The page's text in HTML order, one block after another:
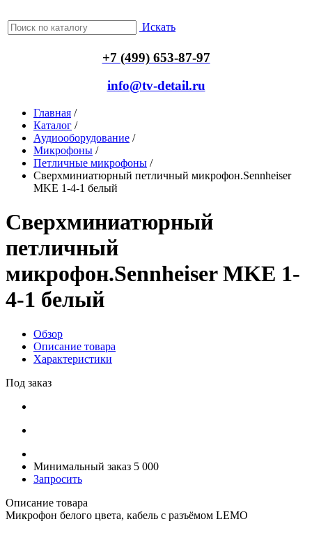
Искать
+7 (499) 653-87-97
info@tv-detail.ru
Главная /
Каталог /
Аудиооборудование /
Микрофоны /
Петличные микрофоны /
Сверхминиатюрный петличный микрофон.Sennheiser
MKE 1-4-1 белый
Сверхминиатюрный
петличный
микрофон.Sennheiser MKE 1-
4-1 белый
Обзор
Описание товара
Характеристики
Под заказ
Минимальный заказ 5 000
Запросить
Описание товара
Микрофон белого цвета, кабель с разъёмом LEMO